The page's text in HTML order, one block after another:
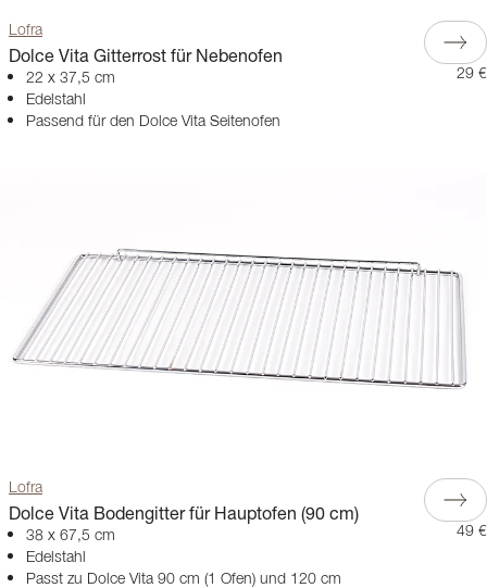
Lofra
Dolce Vita Gitterrost für Nebenofen
22 x 37,5 cm
Edelstahl
Passend für den Dolce Vita Seitenofen
29 €
Lofra
Dolce Vita Bodengitter für Hauptofen (90 cm)
38 x 67,5 cm
Edelstahl
Passt zu Dolce Vita 90 cm (1 Ofen) und 120 cm
49 €